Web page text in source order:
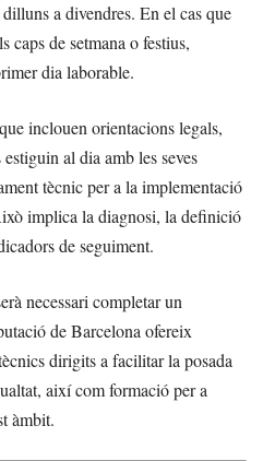
a divendres. En el cas que
caps de setmana o festius,
dia laborable.
inclouen orientacions legals,
al dia amb les seves
tècnic per a la implementació
implica la diagnosi, la definició
de seguiment.
necessari completar un
de Barcelona ofereix
dirigits a facilitar la posada
així com formació per a
àmbit.